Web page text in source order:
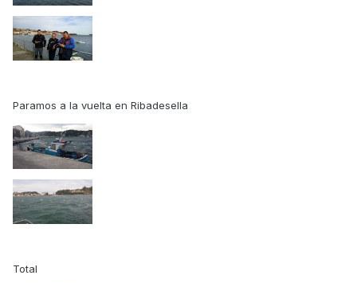
Paramos a la vuelta en Ribadesella
Total